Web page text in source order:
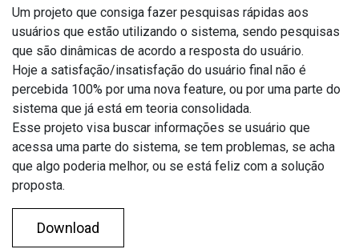
Um projeto que consiga fazer pesquisas rápidas aos
usuários que estão utilizando o sistema, sendo pesquisas
que são dinâmicas de acordo a resposta do usuário.
Hoje a satisfação/insatisfação do usuário final não é
percebida 100% por uma nova feature, ou por uma parte do
sistema que já está em teoria consolidada.
Esse projeto visa buscar informações se usuário que
acessa uma parte do sistema, se tem problemas, se acha
que algo poderia melhor, ou se está feliz com a solução
proposta.
Download